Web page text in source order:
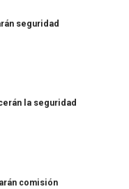
seguridad
la seguridad
comisión